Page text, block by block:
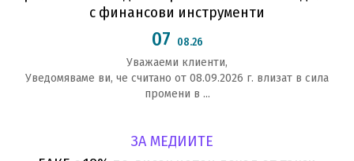
с финансови инструменти
07 08.26
Уважаеми клиенти,
Уведомяваме ви, че считано от 08.09.2026 г. влизат в сила
промени в ...
ЗА МЕДИИТЕ